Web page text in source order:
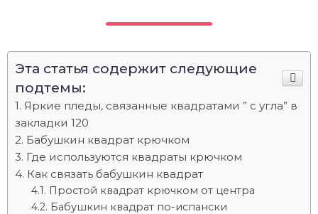
Эта статья содержит следующие
подтемы:
Яркие пледы, связанные квадратами ” с угла” в
закладки 120
Бабушкин квадрат крючком
Где используются квадраты крючком
Как связать бабушкин квадрат
Простой квадрат крючком от центра
Бабушкин квадрат по-испански